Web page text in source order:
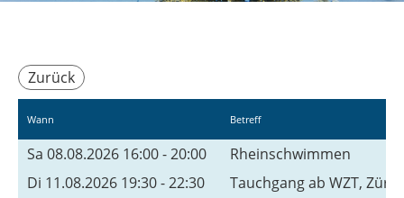
Zurück
Wann Betreff
Sa 08.08.2026 16:00 - 20:00
Rheinschwimmen
Di 11.08.2026 19:30 - 22:30
Tauchgang ab WZT,